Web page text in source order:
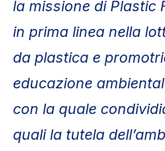
la missione di Plastic
in prima linea nella
da plastica e
educazione
con la quale
quali la tutela